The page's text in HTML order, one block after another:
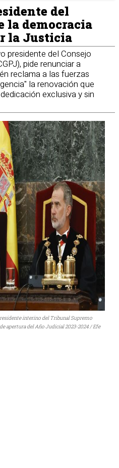
del
la democracia
la Justicia
presidente del Consejo
pide renunciar a
reclama a las fuerzas
la renovación que
exclusiva y sin
interino del Tribunal Supremo
apertura del Año Judicial 2023-2024 / Efe